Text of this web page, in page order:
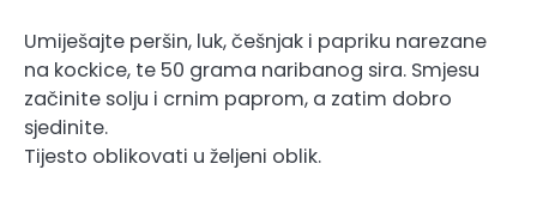
Umiješajte peršin, luk, češnjak i papriku narezane
na kockice, te 50 grama naribanog sira. Smjesu
začinite solju i crnim paprom, a zatim dobro
sjedinite.
Tijesto oblikovati u željeni oblik.